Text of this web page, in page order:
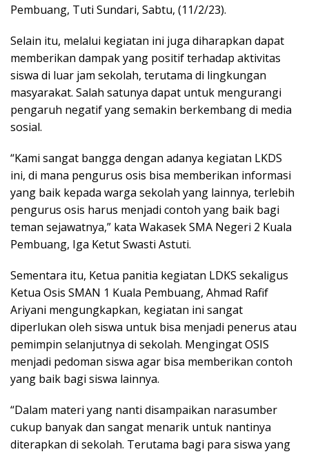
Pembuang, Tuti Sundari, Sabtu, (11/2/23).
Selain itu, melalui kegiatan ini juga diharapkan dapat
memberikan dampak yang positif terhadap aktivitas
siswa di luar jam sekolah, terutama di lingkungan
masyarakat. Salah satunya dapat untuk mengurangi
pengaruh negatif yang semakin berkembang di media
sosial.
“Kami sangat bangga dengan adanya kegiatan LKDS
ini, di mana pengurus osis bisa memberikan informasi
yang baik kepada warga sekolah yang lainnya, terlebih
pengurus osis harus menjadi contoh yang baik bagi
teman sejawatnya,” kata Wakasek SMA Negeri 2 Kuala
Pembuang, Iga Ketut Swasti Astuti.
Sementara itu, Ketua panitia kegiatan LDKS sekaligus
Ketua Osis SMAN 1 Kuala Pembuang, Ahmad Rafif
Ariyani mengungkapkan, kegiatan ini sangat
diperlukan oleh siswa untuk bisa menjadi penerus atau
pemimpin selanjutnya di sekolah. Mengingat OSIS
menjadi pedoman siswa agar bisa memberikan contoh
yang baik bagi siswa lainnya.
“Dalam materi yang nanti disampaikan narasumber
cukup banyak dan sangat menarik untuk nantinya
diterapkan di sekolah. Terutama bagi para siswa yang